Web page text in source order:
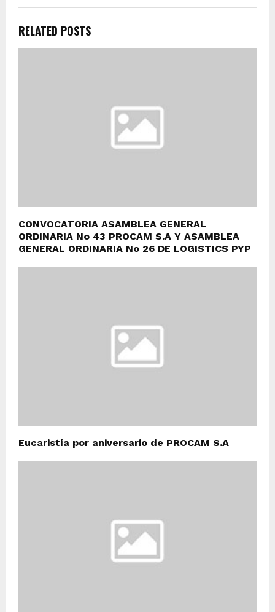
RELATED POSTS
CONVOCATORIA ASAMBLEA GENERAL
ORDINARIA No 43 PROCAM S.A Y ASAMBLEA
GENERAL ORDINARIA No 26 DE LOGISTICS PYP
Eucaristía por aniversario de PROCAM S.A